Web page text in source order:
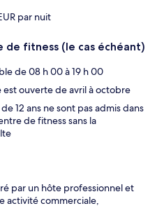
par nuit
de fitness (le cas échéant)
de 08 h 00 à 19 h 00
est ouverte de avril à octobre
12 ans ne sont pas admis dans
de fitness sans la
par un hôte professionnel et
activité commerciale,